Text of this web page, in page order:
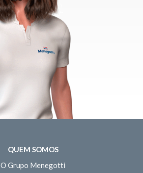
QUEM SOMOS
O Grupo Menegotti